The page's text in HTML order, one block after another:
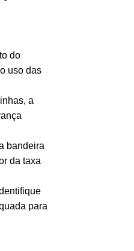
do
uso das
a
bandeira
da taxa
para